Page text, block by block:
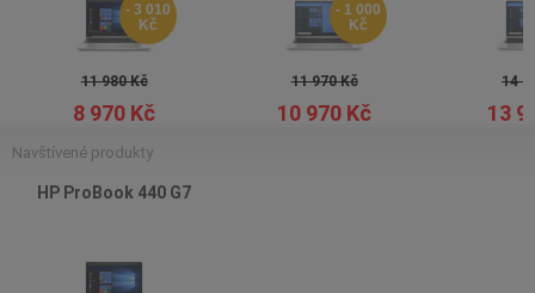
- 3 010
Kč
11 980 Kč
8 970 Kč
- 1 000
Kč
11 970 Kč
10 970 Kč
14
13
Navštívené produkty
HP ProBook 440 G7